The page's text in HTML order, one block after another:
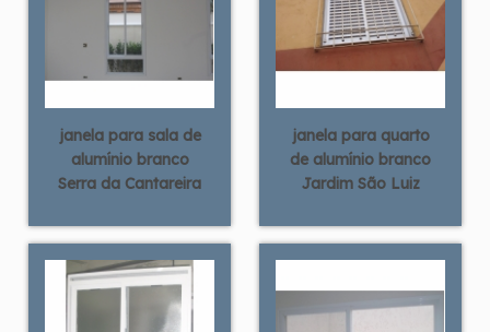
janela para sala de
alumínio branco
Serra da Cantareira
janela para quarto
de alumínio branco
Jardim São Luiz